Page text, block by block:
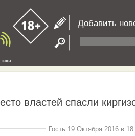
Добавить
властей спасли
Гость 19 Октября 2016 в